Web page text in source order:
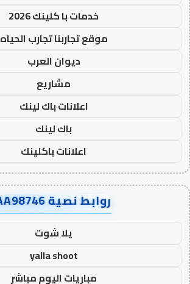
خدمات با كلينك 2026
موقع تجاربنا تجارب الحياه
ديوان العرب
مشاريع
اعلانات باك لينك
باك لينك
اعلانات باكلينك
روابط نصية AA98746
يلا شوت
yalla shoot
مباريات اليوم مباشر